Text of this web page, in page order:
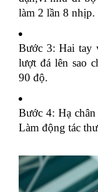
làm 2 lần 8 nhịp.
Bước 3: Hai tay
lượt đá lên sao
90 độ.
Bước 4: Hạ
Làm động tác